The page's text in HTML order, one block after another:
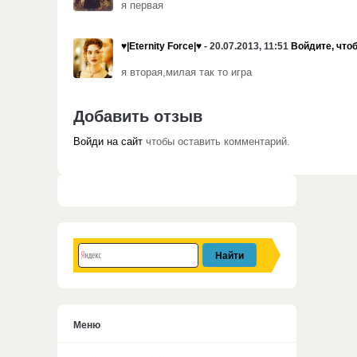
я первая
♥|Eternity Force|♥ - 20.07.2013, 11:51 Войдите,
я вторая,милая так то игра
Добавить отзыв
Войди на сайт чтобы оставить комментарий.
Меню